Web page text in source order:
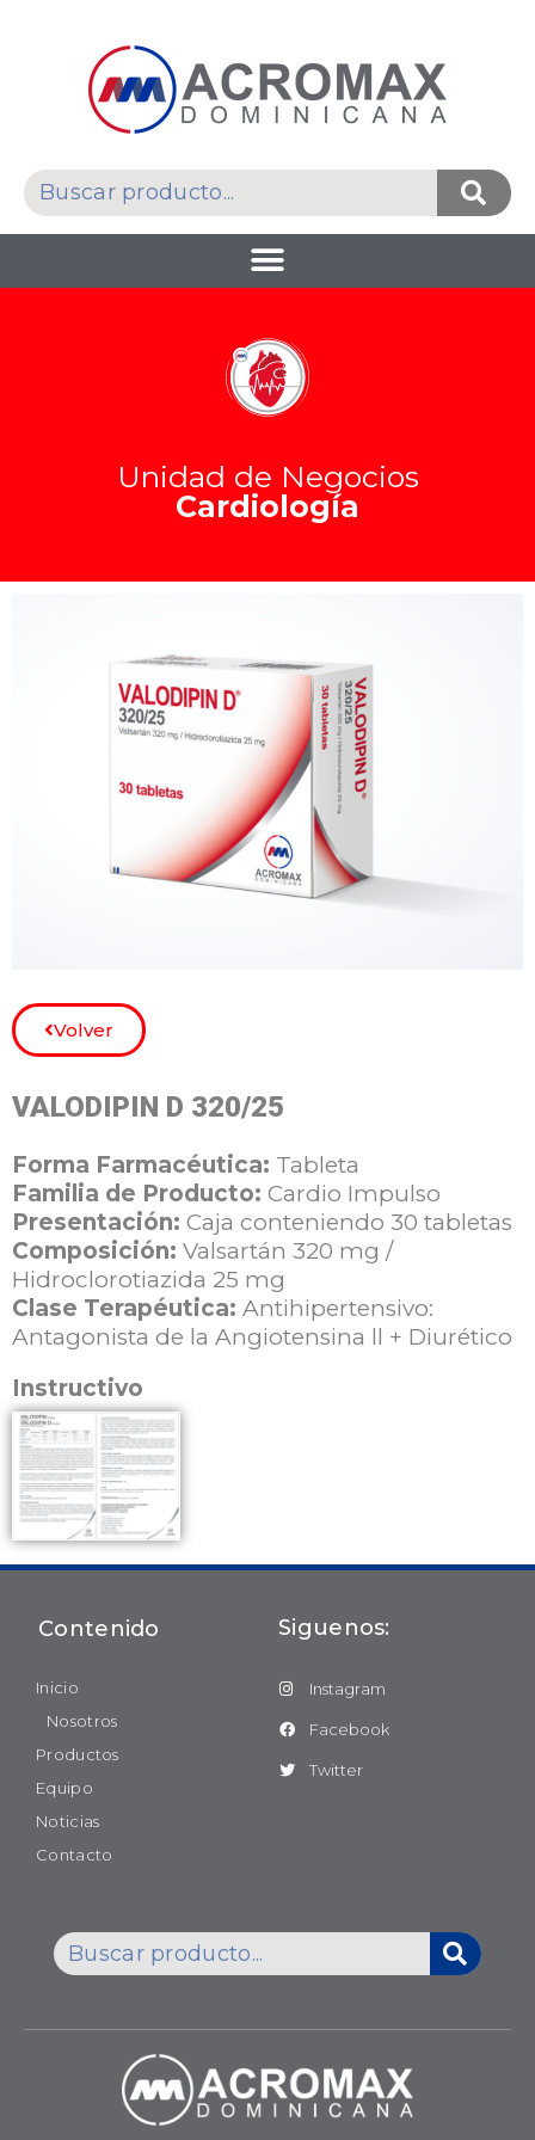
Unidad de Negocios
Cardiología
Volver
VALODIPIN D 320/25
Forma Farmacéutica: Tableta
Familia de Producto: Cardio Impulso
Presentación: Caja conteniendo 30 tabletas
Composición: Valsartán 320 mg /
Hidroclorotiazida 25 mg
Clase Terapéutica: Antihipertensivo:
Antagonista de la Angiotensina ll + Diurético
Instructivo
Contenido
Inicio
Nosotros
Productos
Equipo
Noticias
Contacto
Siguenos:
Instagram
Facebook
Twitter